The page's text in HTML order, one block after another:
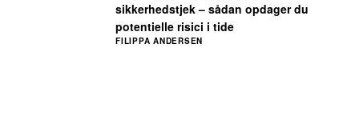
sikkerhedstjek – sådan opdager du
potentielle risici i tide
FILIPPA ANDERSEN